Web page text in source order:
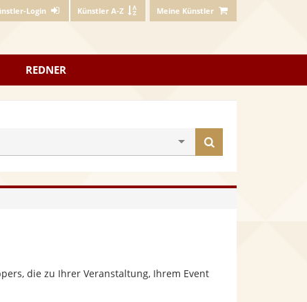
Login Künstler A-Z Meine Künstler
REDNER
finden
die zu Ihrer Veranstaltung, Ihrem Event